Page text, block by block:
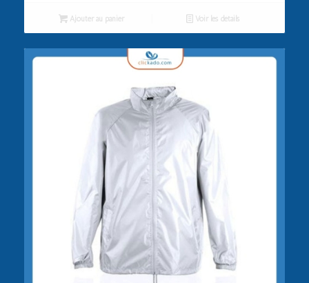
Ajouter au panier Voir les détails